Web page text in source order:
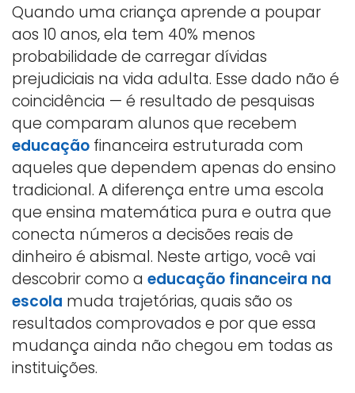
Quando uma criança aprende a poupar
aos 10 anos, ela tem 40% menos
probabilidade de carregar dívidas
prejudiciais na vida adulta. Esse dado não é
coincidência — é resultado de pesquisas
que comparam alunos que recebem
educação financeira estruturada com
aqueles que dependem apenas do ensino
tradicional. A diferença entre uma escola
que ensina matemática pura e outra que
conecta números a decisões reais de
dinheiro é abismal. Neste artigo, você vai
descobrir como a educação financeira na
escola muda trajetórias, quais são os
resultados comprovados e por que essa
mudança ainda não chegou em todas as
instituições.